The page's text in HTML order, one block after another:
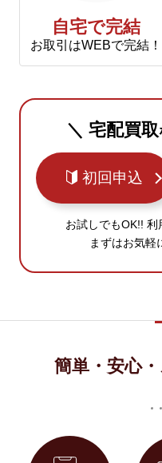
自宅で完結
お取引はWEBで完結！
＼ 宅配買取
初回申込
お試しでもOK!! 利
まずはお気軽
簡単・安心